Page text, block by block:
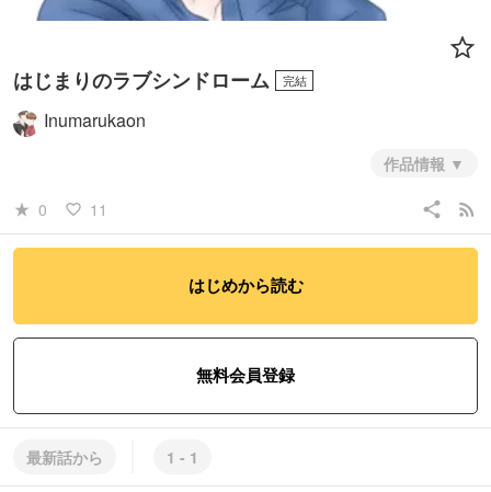
はじまりのラブシンドローム 完結
Inumarukaon
作品情報
star_rate 0 favorite_border 11 share rss_feed
はじめから読む
無料会員登録
最新話から 1 - 1